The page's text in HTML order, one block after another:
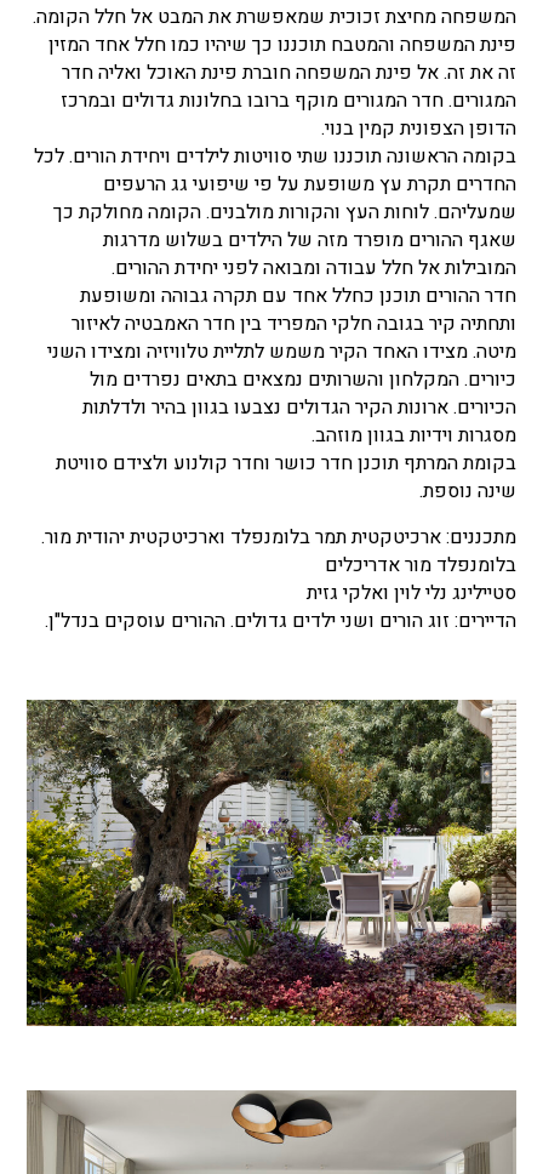
המשפחה מחיצת זכוכית שמאפשרת את המבט אל חלל הקומה.
פינת המשפחה והמטבח תוכננו כך שיהיו כמו חלל אחד המזין
זה את זה. אל פינת המשפחה חוברת פינת האוכל ואליה חדר
המגורים. חדר המגורים מוקף ברובו בחלונות גדולים ובמרכז
הדופן הצפונית קמין בנוי.
בקומה הראשונה תוכננו שתי סוויטות לילדים ויחידת הורים. לכל
החדרים תקרת עץ משופעת על פי שיפועי גג הרעפים
שמעליהם. לוחות העץ והקורות מולבנים. הקומה מחולקת כך
שאגף ההורים מופרד מזה של הילדים בשלוש מדרגות
המובילות אל חלל עבודה ומבואה לפני יחידת ההורים.
חדר ההורים תוכנן כחלל אחד עם תקרה גבוהה ומשופעת
ותחתיה קיר בגובה חלקי המפריד בין חדר האמבטיה לאיזור
מיטה. מצידו האחד הקיר משמש לתליית טלוויזיה ומצידו השני
כיורים. המקלחון והשרותים נמצאים בתאים נפרדים מול
הכיורים. ארונות הקיר הגדולים נצבעו בגוון בהיר ולדלתות
מסגרות וידיות בגוון מוזהב.
בקומת המרתף תוכנן חדר כושר וחדר קולנוע ולצידם סוויטת
שינה נוספת.
מתכננים: ארכיטקטית תמר בלומנפלד וארכיטקטית יהודית מור.
בלומנפלד מור אדריכלים
סטיילינג נלי לוין ואלקי גזית
הדיירים: זוג הורים ושני ילדים גדולים. ההורים עוסקים בנדל"ן.